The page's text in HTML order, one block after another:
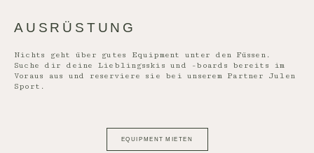
AUSRÜSTUNG
Nichts geht über gutes Equipment unter den Füssen.
Suche dir deine Lieblingsskis und -boards bereits im
Voraus aus und reserviere sie bei unserem Partner Julen
Sport.
EQUIPMENT MIETEN